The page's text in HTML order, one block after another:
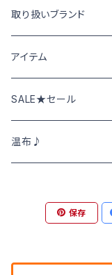
取り扱いブランド
Cafetty カフェッティ
Grin グリン
トップス
NATURAL LAUNDRY
SWEET CAMEL ス
M・J・G エム,ジ,ジェ
アイテム
パンツ･スカート
ニット･アウター
ワンピース
カットソー
SALE★セール
春夏物SALE
BOTOMS ボトムス
温布♪
保存